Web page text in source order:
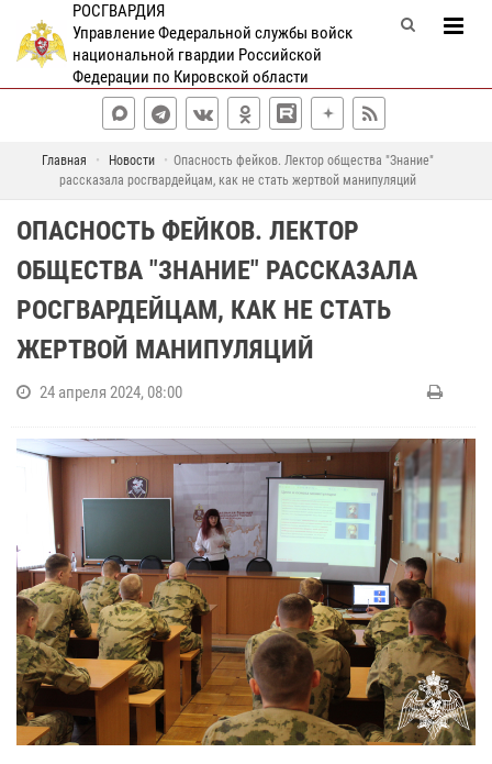
РОСГВАРДИЯ
Управление Федеральной службы войск
национальной гвардии Российской
Федерации по Кировской области
Главная Новости
Опасность фейков. Лектор общества "Знание"
рассказала росгвардейцам, как не стать жертвой манипуляций
ОПАСНОСТЬ ФЕЙКОВ. ЛЕКТОР
ОБЩЕСТВА "ЗНАНИЕ" РАССКАЗАЛА
РОСГВАРДЕЙЦАМ, КАК НЕ СТАТЬ
ЖЕРТВОЙ МАНИПУЛЯЦИЙ
24 апреля 2024, 08:00